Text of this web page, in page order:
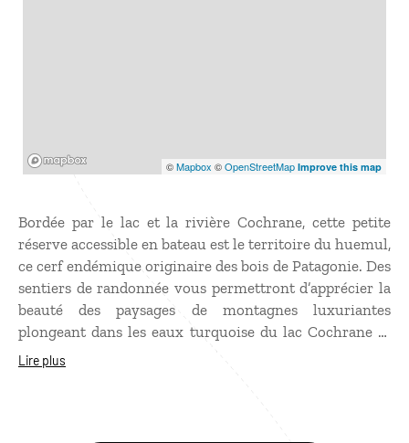
©Mapbox ©OpenStreetMap Improve this map
Bordée par le lac et la rivière Cochrane, cette petite
réserve accessible en bateau est le territoire du huemul,
ce cerf endémique originaire des bois de Patagonie. Des
sentiers de randonnée vous permettront d’apprécier la
beauté des paysages de montagnes luxuriantes
plongeant dans les eaux turquoise du lac Cochrane et
d’apercevoir les cervidés qui font l’objet d’un
Lire plus